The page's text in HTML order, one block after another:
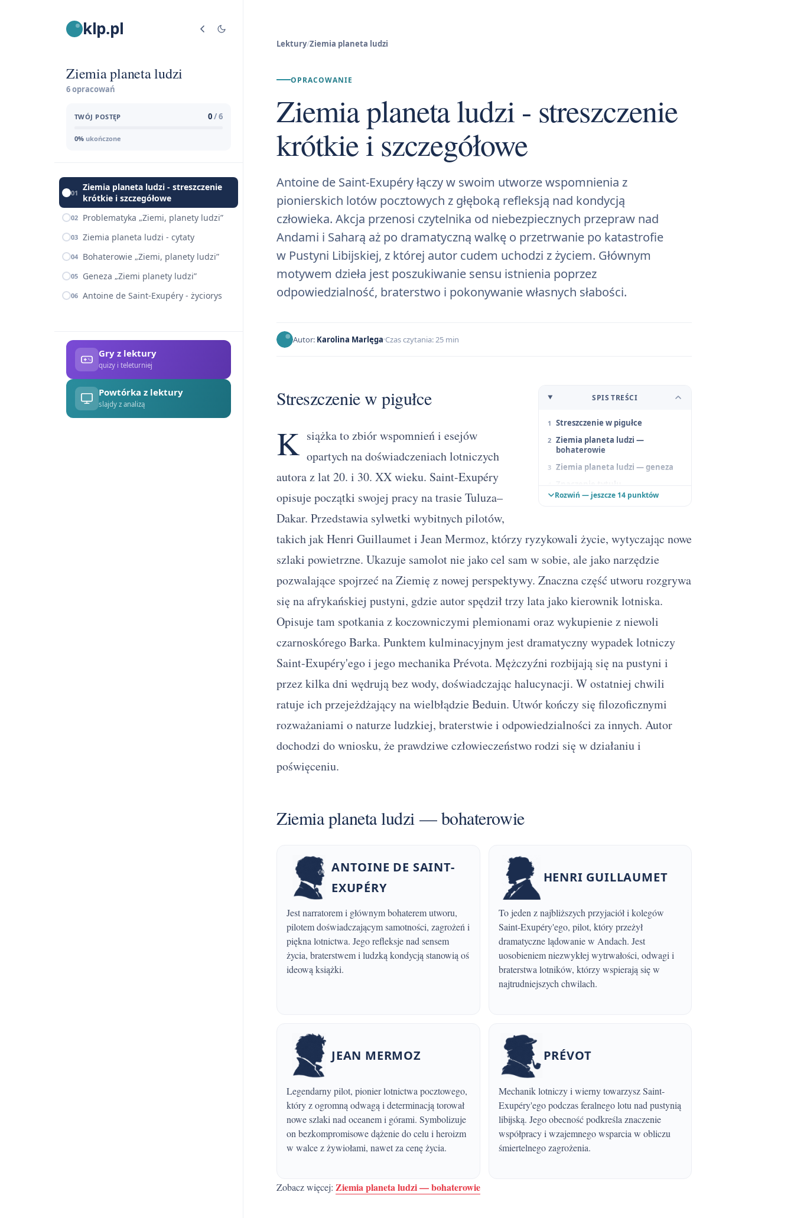
klp.pl
Ziemia planeta ludzi
6 opracowań
TWÓJ POSTĘP 0/ 6
0% ukończone
01 Ziemia planeta ludzi - streszczenie
krótkie i szczegółowe
02 Problematyka „Ziemi, planety ludzi”
03 Ziemia planeta ludzi - cytaty
04 Bohaterowie „Ziemi, planety ludzi”
05 Geneza „Ziemi planety ludzi”
06 Antoine de Saint-Exupéry - życiorys
Gry z lektury
quizy i teleturniej
Powtórka z lektury
slajdy z analizą
Lektury/Ziemia planeta ludzi
OPRACOWANIE
Ziemia planeta ludzi - streszczenie
krótkie i szczegółowe
Antoine de Saint-Exupéry łączy w swoim utworze wspomnienia z
pionierskich lotów pocztowych z głęboką refleksją nad kondycją
człowieka. Akcja przenosi czytelnika od niebezpiecznych przepraw nad
Andami i Saharą aż po dramatyczną walkę o przetrwanie po katastrofie
w Pustyni Libijskiej, z której autor cudem uchodzi z życiem. Głównym
motywem dzieła jest poszukiwanie sensu istnienia poprzez
odpowiedzialność, braterstwo i pokonywanie własnych słabości.
Autor: Karolina Marlęga Czas czytania: 25 min
SPIS TREŚCI
Streszczenie w pigułce
Ziemia planeta ludzi —
bohaterowie
Ziemia planeta ludzi — geneza
Ziemia planeta ludzi —
konteksty interpretacyjne
Ziemia planeta ludzi —
kompozycja, narracja i język
Ziemia planeta ludzi — jak
I. Linia
II. Koledzy
III. Samolot
IV. Samolot i planeta
VI. Na pustyni
VII. W sercu pustyni
VIII. Ludzie
Rozwiń — jeszcze 14 punktów
Streszczenie w pigułce
K siążka to zbiór wspomnień i esejów
opartych na doświadczeniach lotniczych
autora z lat 20. i 30. XX wieku. Saint-Exupéry
opisuje początki swojej pracy na trasie Tuluza–
Dakar. Przedstawia sylwetki wybitnych pilotów,
takich jak Henri Guillaumet i Jean Mermoz, którzy ryzykowali życie, wytyczając nowe
szlaki powietrzne. Ukazuje samolot nie jako cel sam w sobie, ale jako narzędzie
pozwalające spojrzeć na Ziemię z nowej perspektywy. Znaczna część utworu rozgrywa
się na afrykańskiej pustyni, gdzie autor spędził trzy lata jako kierownik lotniska.
Opisuje tam spotkania z koczowniczymi plemionami oraz wykupienie z niewoli
czarnoskórego Barka. Punktem kulminacyjnym jest dramatyczny wypadek lotniczy
Saint-Exupéry'ego i jego mechanika Prévota. Mężczyźni rozbijają się na pustyni i
przez kilka dni wędrują bez wody, doświadczając halucynacji. W ostatniej chwili
ratuje ich przejeżdżający na wielbłądzie Beduin. Utwór kończy się filozoficznymi
rozważaniami o naturze ludzkiej, braterstwie i odpowiedzialności za innych. Autor
dochodzi do wniosku, że prawdziwe człowieczeństwo rodzi się w działaniu i
poświęceniu.
Ziemia planeta ludzi — bohaterowie
ANTOINE DE SAINT-
EXUPÉRY
Jest narratorem i głównym bohaterem utworu,
pilotem doświadczającym samotności, zagrożeń i
piękna lotnictwa. Jego refleksje nad sensem
życia, braterstwem i ludzką kondycją stanowią oś
ideową książki.
HENRI GUILLAUMET
To jeden z najbliższych przyjaciół i kolegów
Saint-Exupéry'ego, pilot, który przeżył
dramatyczne lądowanie w Andach. Jest
uosobieniem niezwykłej wytrwałości, odwagi i
braterstwa lotników, którzy wspierają się w
najtrudniejszych chwilach.
JEAN MERMOZ
Legendarny pilot, pionier lotnictwa pocztowego,
który z ogromną odwagą i determinacją torował
nowe szlaki nad oceanem i górami. Symbolizuje
on bezkompromisowe dążenie do celu i heroizm
w walce z żywiołami, nawet za cenę życia.
PRÉVOT
Mechanik lotniczy i wierny towarzysz Saint-
Exupéry'ego podczas feralnego lotu nad pustynią
libijską. Jego obecność podkreśla znaczenie
współpracy i wzajemnego wsparcia w obliczu
śmiertelnego zagrożenia.
Zobacz więcej: Ziemia planeta ludzi — bohaterowie